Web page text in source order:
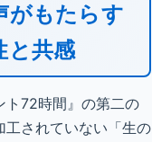
がもたらす
と共感
ト72時間』の第二の
されていない「生の